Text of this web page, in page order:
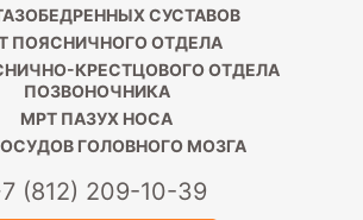
СУСТАВОВ
ПОЯСНИЧНОГО ОТДЕЛА
КРЕСТЦОВОГО ОТДЕЛА
ПОЗВОНОЧНИКА
МРТ ПАЗУХ НОСА
ГОЛОВНОГО МОЗГА
(812) 209-10-39